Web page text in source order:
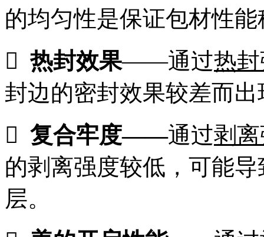
的均匀性是保证包材性
 热封效果——通过热
封边的密封效果较差而
 复合牢度——通过剥
的剥离强度较低，可能
层。